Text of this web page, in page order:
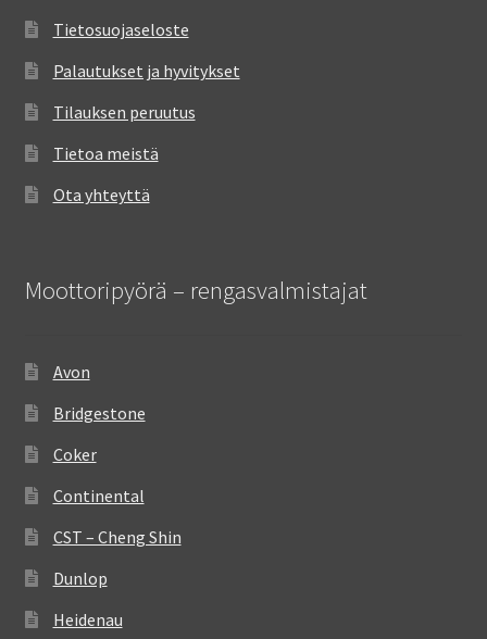
Tietosuojaseloste
Palautukset ja hyvitykset
Tilauksen peruutus
Tietoa meistä
Ota yhteyttä
Moottoripyörä – rengasvalmistajat
Avon
Bridgestone
Coker
Continental
CST – Cheng Shin
Dunlop
Heidenau